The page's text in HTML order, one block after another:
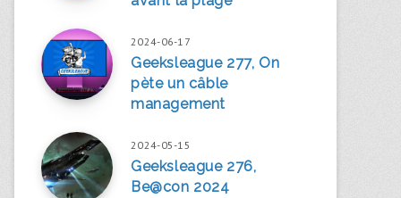
2024-06-17
Geeksleague 277, On
pète un câble
management
2024-05-15
Geeksleague 276,
Be@con 2024